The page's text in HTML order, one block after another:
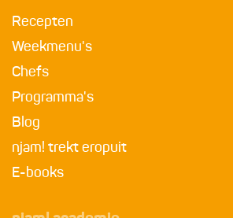
Recepten
Weekmenu's
Chefs
Programma's
Blog
njam! trekt eropuit
E-books